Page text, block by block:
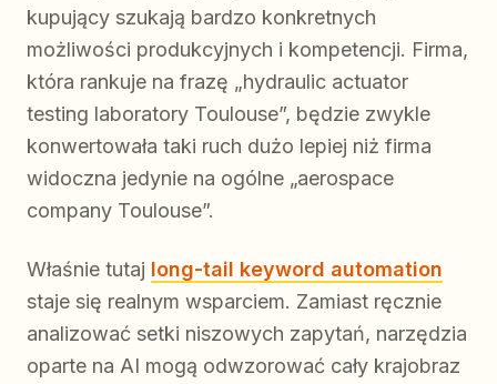
kupujący szukają bardzo konkretnych
możliwości produkcyjnych i kompetencji. Firma,
która rankuje na frazę „hydraulic actuator
testing laboratory Toulouse”, będzie zwykle
konwertowała taki ruch dużo lepiej niż firma
widoczna jedynie na ogólne „aerospace
company Toulouse”.
Właśnie tutaj long-tail keyword automation
staje się realnym wsparciem. Zamiast ręcznie
analizować setki niszowych zapytań, narzędzia
oparte na AI mogą odwzorować cały krajobraz